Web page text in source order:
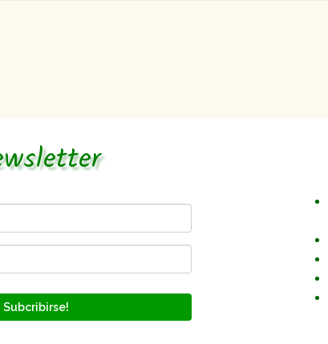
Subcribirse!